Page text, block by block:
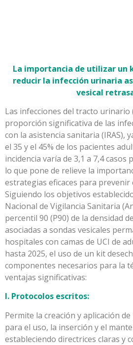
La importancia de utilizar un
reducir la infección urinaria
vesical
Las infecciones del tracto
proporción significativa de las
con la asistencia sanitaria (IRAS),
el 35 y el 45% de los pacientes
incidencia varía de 3,1 a 7,4 casos
lo que pone de relieve la
estrategias eficaces para prevenir
Siguiendo los objetivos
Nacional de Vigilancia Sanitaria
percentil 90 (P90) de la densidad
asociadas a sondas vesicales
hospitales con camas de UCI de
hasta 2025, el uso de un kit
componentes necesarios para la
ventajas significativas:
I. Protocolos escritos:
Permite la creación y aplicación
para el uso, la inserción y el
estableciendo directrices claras y